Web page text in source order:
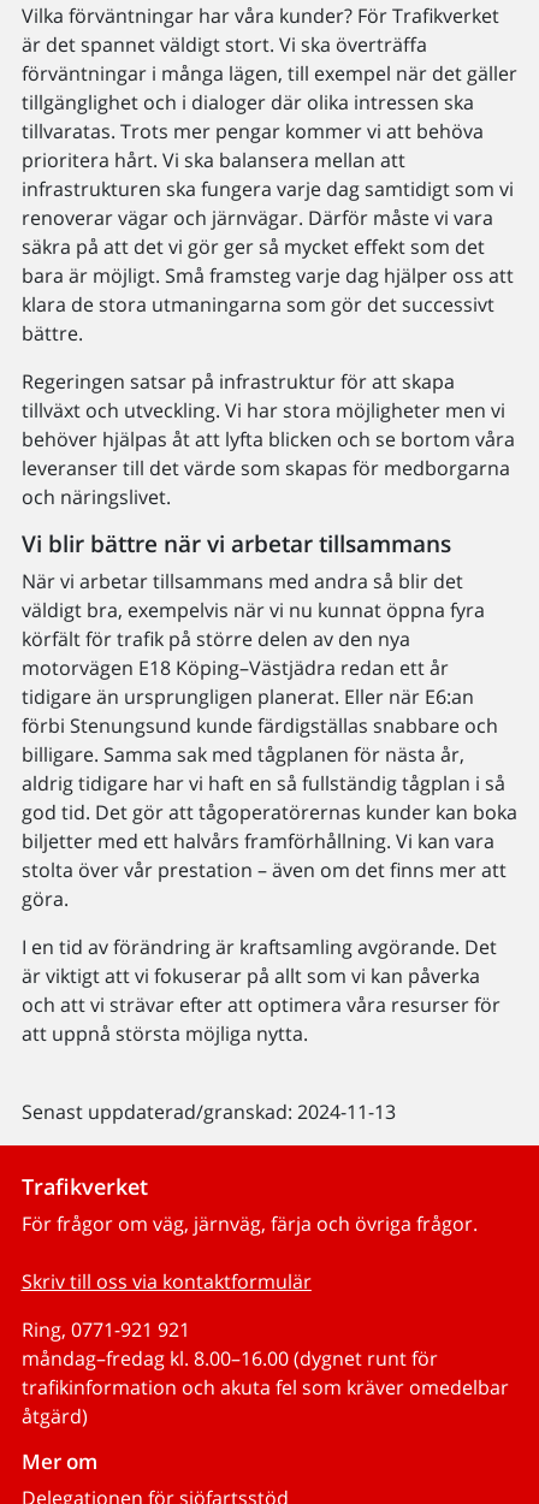
Vilka förväntningar har våra kunder? För Trafikverket
är det spannet väldigt stort. Vi ska överträffa
förväntningar i många lägen, till exempel när det gäller
tillgänglighet och i dialoger där olika intressen ska
tillvaratas. Trots mer pengar kommer vi att behöva
prioritera hårt. Vi ska balansera mellan att
infrastrukturen ska fungera varje dag samtidigt som vi
renoverar vägar och järnvägar. Därför måste vi vara
säkra på att det vi gör ger så mycket effekt som det
bara är möjligt. Små framsteg varje dag hjälper oss att
klara de stora utmaningarna som gör det successivt
bättre.
Regeringen satsar på infrastruktur för att skapa
tillväxt och utveckling. Vi har stora möjligheter men vi
behöver hjälpas åt att lyfta blicken och se bortom våra
leveranser till det värde som skapas för medborgarna
och näringslivet.
Vi blir bättre när vi arbetar tillsammans
När vi arbetar tillsammans med andra så blir det
väldigt bra, exempelvis när vi nu kunnat öppna fyra
körfält för trafik på större delen av den nya
motorvägen E18 Köping–Västjädra redan ett år
tidigare än ursprungligen planerat. Eller när E6:an
förbi Stenungsund kunde färdigställas snabbare och
billigare. Samma sak med tågplanen för nästa år,
aldrig tidigare har vi haft en så fullständig tågplan i så
god tid. Det gör att tågoperatörernas kunder kan boka
biljetter med ett halvårs framförhållning. Vi kan vara
stolta över vår prestation – även om det finns mer att
göra.
I en tid av förändring är kraftsamling avgörande. Det
är viktigt att vi fokuserar på allt som vi kan påverka
och att vi strävar efter att optimera våra resurser för
att uppnå största möjliga nytta.
Senast uppdaterad/granskad: 2024-11-13
Trafikverket
För frågor om väg, järnväg, färja och övriga frågor.
Skriv till oss via kontaktformulär
Ring, 0771-921 921
måndag–fredag kl. 8.00–16.00 (dygnet runt för
trafikinformation och akuta fel som kräver omedelbar
åtgärd)
Mer om
Delegationen för sjöfartsstöd